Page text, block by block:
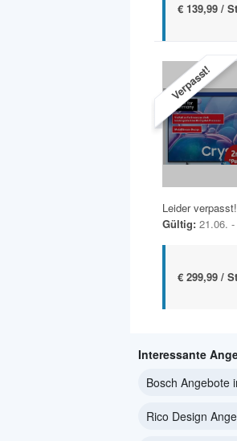
€ 139,99 /
Verpasst!
Leider verpasst!
Gültig: 21.06.
€ 299,99 /
Interessante
Bosch Angebote
Rico Design